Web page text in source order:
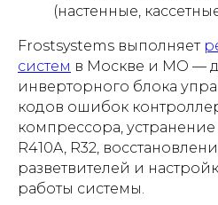
(настенные,
Frostsystems выполняет
систем в Москве и МО —
инверторного блока
кодов ошибок
компрессора, устранение
R410A, R32,
разветвителей и
работы системы.